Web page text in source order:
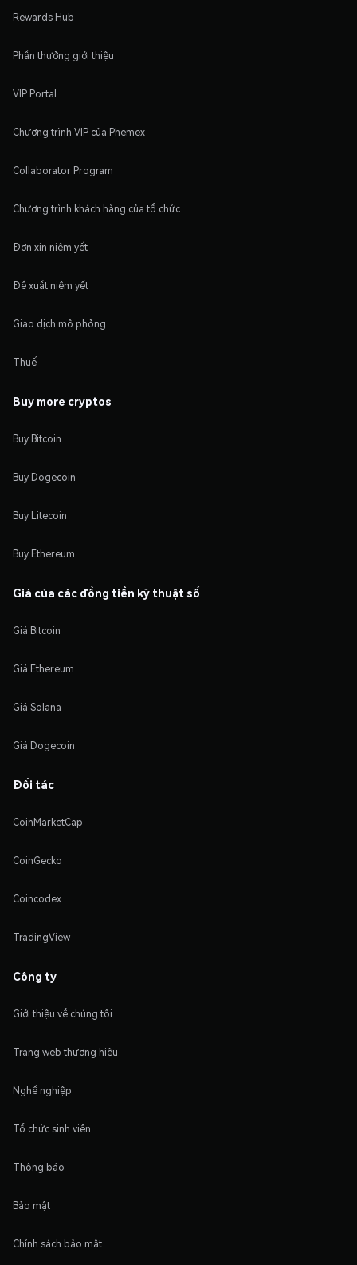
Rewards Hub
Phần thưởng giới thiệu
VIP Portal
Chương trình VIP của Phemex
Collaborator Program
Chương trình khách hàng của tổ chức
Đơn xin niêm yết
Đề xuất niêm yết
Giao dịch mô phỏng
Thuế
Buy more cryptos
Buy Bitcoin
Buy Dogecoin
Buy Litecoin
Buy Ethereum
Giá của các đồng tiền kỹ thuật số
Giá Bitcoin
Giá Ethereum
Giá Solana
Giá Dogecoin
Đối tác
CoinMarketCap
CoinGecko
Coincodex
TradingView
Công ty
Giới thiệu về chúng tôi
Trang web thương hiệu
Nghề nghiệp
Tổ chức sinh viên
Thông báo
Bảo mật
Chính sách bảo mật